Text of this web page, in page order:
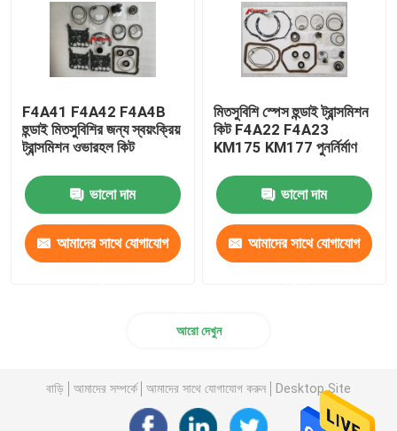
F4A41 F4A42 F4A4B
হুন্ডাই মিতসুবিশির জন্য স্বয়ংক্রিয়
ট্রান্সমিশন ওভারহল কিট
ভালো দাম
আমাদের সাথে যোগাযোগ
মিতসুবিশি স্পেস হুন্ডাই ট্রান্সমিশন
কিট F4A22 F4A23
KM175 KM177 পুনর্নির্মাণ
ভালো দাম
আমাদের সাথে যোগাযোগ
আরো দেখুন
বাড়ি আমাদের সম্পর্কে আমাদের সাথে যোগাযোগ করুন Desktop Site